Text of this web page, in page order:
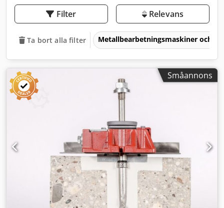
Filter Relevans
Ta bort alla filter Metallbearbetningsmaskiner och
Småannons